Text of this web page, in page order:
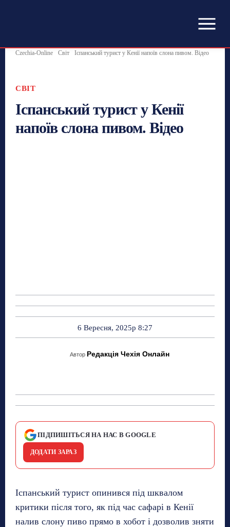
Czechia-Online Світ Іспанський турист у Кенії напоїв слона пивом. Відео
СВІТ
Іспанський турист у Кенії
напоїв слона пивом. Відео
6 Вересня, 2025р 8:27
Автор Редакція Чехія Онлайн
ПІДПИШІТЬСЯ НА НАС В GOOGLE
ДОДАТИ ЗАРАЗ
Іспанський турист опинився під шквалом
критики після того, як під час сафарі в Кенії
налив слону пиво прямо в хобот і дозволив зняти